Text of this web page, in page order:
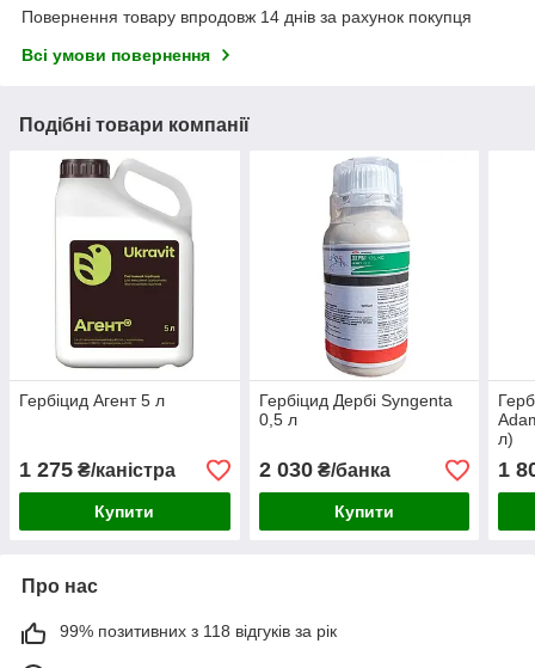
Повернення товару впродовж 14 днів за рахунок покупця
Всі умови повернення
Подібні товари компанії
Гербіцид Агент 5 л
1 275 ₴/каністра
Купити
Гербіцид Дербі Syngenta
0,5 л
2 030₴/банка
Купити
л)
1
Про нас
99% позитивних з 118 відгуків за рік